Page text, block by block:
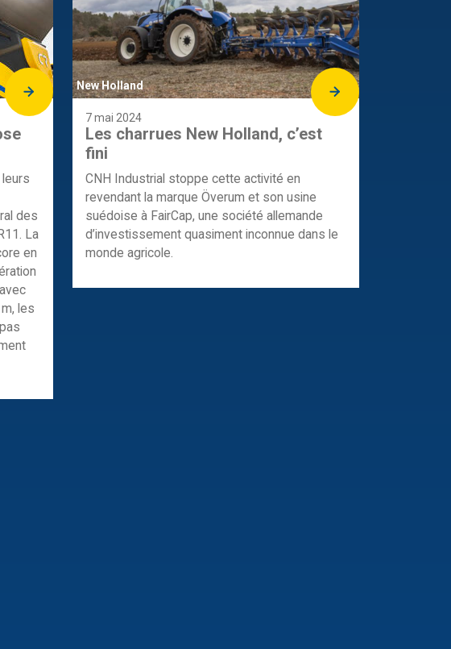
des
La
en
les
New Holland
7 mai 2024
Les charrues New Holland, c’est
fini
CNH Industrial stoppe cette activité en
revendant la marque Överum et son usine
suédoise à FairCap, une société allemande
d’investissement quasiment inconnue dans le
monde agricole.